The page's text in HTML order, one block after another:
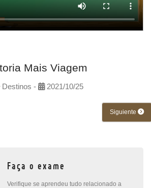
Mais Viagem
Destinos - 2021/10/25
Siguiente
Faça o exame
Verifique se aprendeu tudo relacionado a